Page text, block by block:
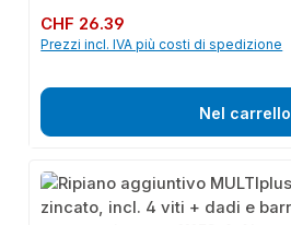
Prezzo normale:
CHF 26.39
Prezzi incl. IVA più costi di spedizione
Nel carrello